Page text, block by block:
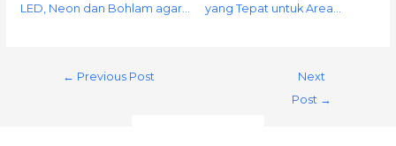
LED, Neon dan Bohlam agar…
yang Tepat untuk Area…
← Previous Post
Next
Post →